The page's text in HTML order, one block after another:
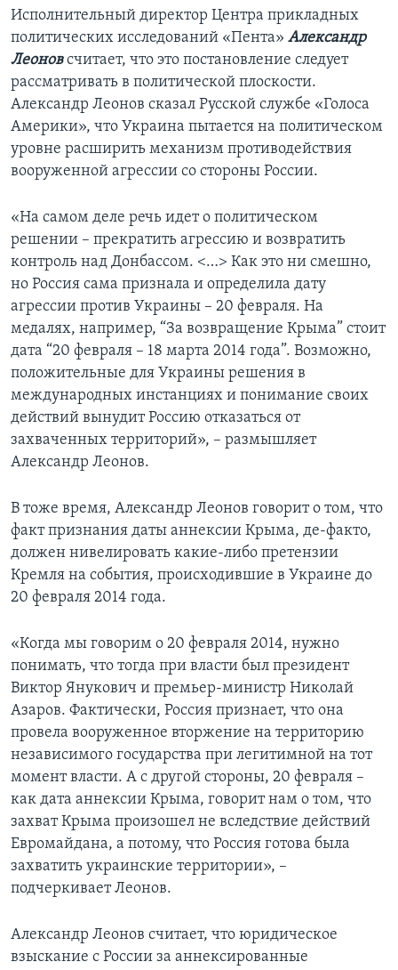
Исполнительный директор Центра прикладных
политических исследований «Пента» Александр
Леоновсчитает, что это постановление следует
рассматривать в политической плоскости.
Александр Леонов сказал Русской службе «Голоса
Америки», что Украина пытается на политическом
уровне расширить механизм противодействия
вооруженной агрессии со стороны России.
«На самом деле речь идет о политическом
решении – прекратить агрессию и возвратить
контроль над Донбассом. <…> Как это ни смешно,
но Россия сама признала и определила дату
агрессии против Украины – 20 февраля. На
медалях, например, “За возвращение Крыма” стоит
дата “20 февраля – 18 марта 2014 года”. Возможно,
положительные для Украины решения в
международных инстанциях и понимание своих
действий вынудит Россию отказаться от
захваченных территорий», – размышляет
Александр Леонов.
В тоже время, Александр Леонов говорит о том, что
факт признания даты аннексии Крыма, де-факто,
должен нивелировать какие-либо претензии
Кремля на события, происходившие в Украине до
20 февраля 2014 года.
«Когда мы говорим о 20 февраля 2014, нужно
понимать, что тогда при власти был президент
Виктор Янукович и премьер-министр Николай
Азаров. Фактически, Россия признает, что она
провела вооруженное вторжение на территорию
независимого государства при легитимной на тот
момент власти. А с другой стороны, 20 февраля –
как дата аннексии Крыма, говорит нам о том, что
захват Крыма произошел не вследствие действий
Евромайдана, а потому, что Россия готова была
захватить украинские территории», –
подчеркивает Леонов.
Александр Леонов считает, что юридическое
взыскание с России за аннексированные